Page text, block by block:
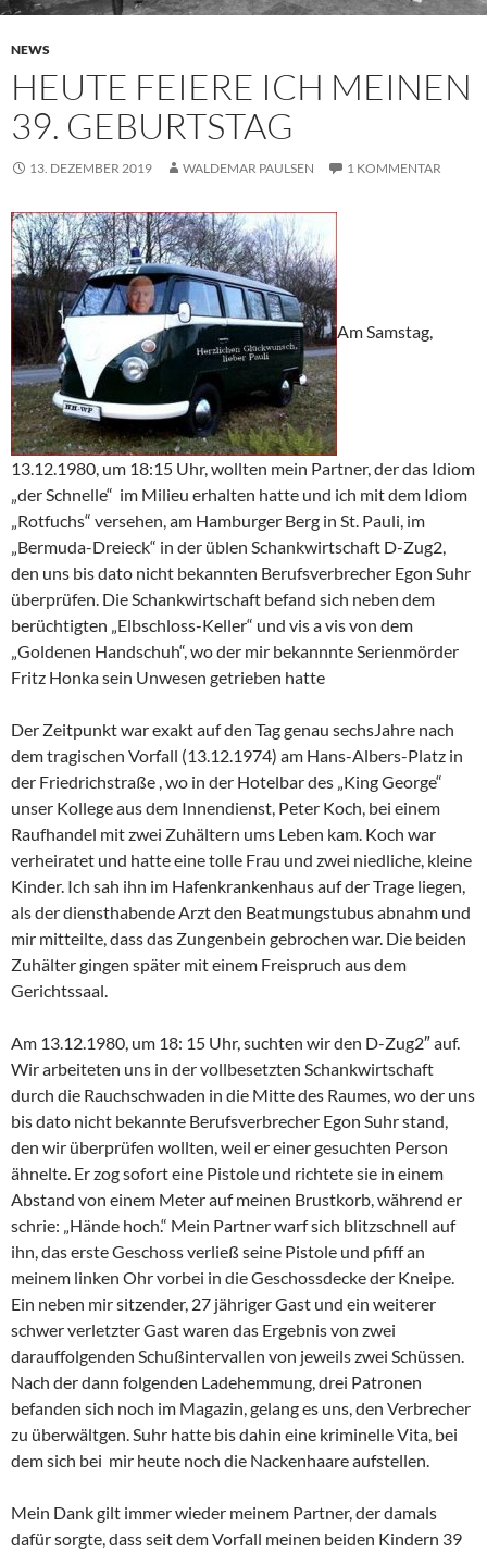
NEWS
HEUTE FEIERE ICH MEINEN
39. GEBURTSTAG
13. DEZEMBER 2019 WALDEMAR PAULSEN 1 KOMMENTAR
Am Samstag,
13.12.1980, um 18:15 Uhr, wollten mein Partner, der das Idiom
„der Schnelle“ im Milieu erhalten hatte und ich mit dem Idiom
„Rotfuchs“ versehen, am Hamburger Berg in St. Pauli, im
„Bermuda-Dreieck“ in der üblen Schankwirtschaft D-Zug2,
den uns bis dato nicht bekannten Berufsverbrecher Egon Suhr
überprüfen. Die Schankwirtschaft befand sich neben dem
berüchtigten „Elbschloss-Keller“ und vis a vis von dem
„Goldenen Handschuh“, wo der mir bekannnte Serienmörder
Fritz Honka sein Unwesen getrieben hatte
Der Zeitpunkt war exakt auf den Tag genau sechsJahre nach
dem tragischen Vorfall (13.12.1974) am Hans-Albers-Platz in
der Friedrichstraße , wo in der Hotelbar des „King George“
unser Kollege aus dem Innendienst, Peter Koch, bei einem
Raufhandel mit zwei Zuhältern ums Leben kam. Koch war
verheiratet und hatte eine tolle Frau und zwei niedliche, kleine
Kinder. Ich sah ihn im Hafenkrankenhaus auf der Trage liegen,
als der diensthabende Arzt den Beatmungstubus abnahm und
mir mitteilte, dass das Zungenbein gebrochen war. Die beiden
Zuhälter gingen später mit einem Freispruch aus dem
Gerichtssaal.
Am 13.12.1980, um 18: 15 Uhr, suchten wir den D-Zug2″ auf.
Wir arbeiteten uns in der vollbesetzten Schankwirtschaft
durch die Rauchschwaden in die Mitte des Raumes, wo der uns
bis dato nicht bekannte Berufsverbrecher Egon Suhr stand,
den wir überprüfen wollten, weil er einer gesuchten Person
ähnelte. Er zog sofort eine Pistole und richtete sie in einem
Abstand von einem Meter auf meinen Brustkorb, während er
schrie: „Hände hoch.“ Mein Partner warf sich blitzschnell auf
ihn, das erste Geschoss verließ seine Pistole und pfiff an
meinem linken Ohr vorbei in die Geschossdecke der Kneipe.
Ein neben mir sitzender, 27 jähriger Gast und ein weiterer
schwer verletzter Gast waren das Ergebnis von zwei
darauffolgenden Schußintervallen von jeweils zwei Schüssen.
Nach der dann folgenden Ladehemmung, drei Patronen
befanden sich noch im Magazin, gelang es uns, den Verbrecher
zu überwältgen. Suhr hatte bis dahin eine kriminelle Vita, bei
dem sich bei mir heute noch die Nackenhaare aufstellen.
Mein Dank gilt immer wieder meinem Partner, der damals
dafür sorgte, dass seit dem Vorfall meinen beiden Kindern 39